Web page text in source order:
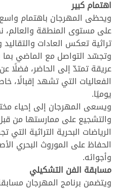
اهتمام كبير
ويحظى المهرجان باهتمام
على مستوى المنطقة والعالم،
تراثية تعكس العادات والتقاليد
وتجسّد التواصل مع الماضي بما
عريقة تمتدّ إلى الحاضر، فضلًا
الفعاليات التي تشهد إقبالًا،
يوميًا.
ويسعى المهرجان إلى إحياء
والتشجيع على ممارستها من
الرياضات البحرية التراثية
الحفاظ على الموروث البحري
وأجوائه.
مسابقة الفن التشكيلي
ويتضمن برنامج المهرجان